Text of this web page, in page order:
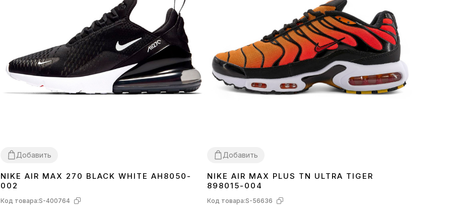
Добавить
3637 38 39 404142 4344 45
NIKE AIR MAX 270 BLACK WHITE AH8050-
002
Код товара:S-400764
Добавить
4142 4344 45
NIKE AIR MAX PLUS TN ULTRA TIGER
898015-004
Код товара:S-56636